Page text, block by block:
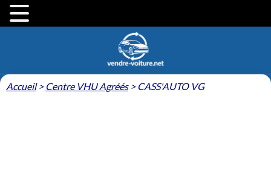
Accueil> Centre VHU Agréés> CASS'AUTO VG